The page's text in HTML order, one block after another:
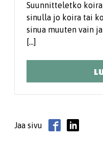
Suunnitteletko
sinulla jo koira tai
sinua muuten vain
[…]
Jaa sivu